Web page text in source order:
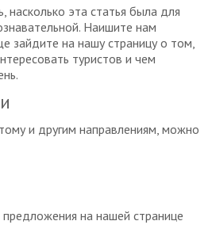
насколько эта статья была для
Наишите нам
зайдите на нашу страницу о том,
туристов и чем
и другим направлениям, можно
на нашей странице